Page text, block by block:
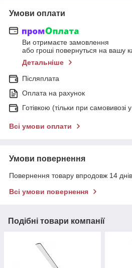
Умови оплати
Ви отримаєте замовлення
або гроші повернуться на вашу
Детальніше
Післяплата
Оплата на рахунок
Готівкою (тільки при самовивозі
Всі умови оплати
Умови повернення
Повернення товару впродовж 14
Всі умови повернення
Подібні товари компанії